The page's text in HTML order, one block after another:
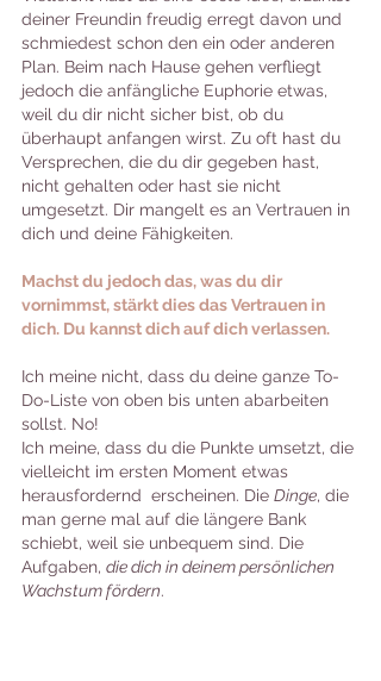
deiner Freundin freudig erregt davon und
schmiedest schon den ein oder anderen
Plan. Beim nach Hause gehen verfliegt
jedoch die anfängliche Euphorie etwas,
weil du dir nicht sicher bist, ob du
überhaupt anfangen wirst. Zu oft hast du
Versprechen, die du dir gegeben hast,
nicht gehalten oder hast sie nicht
umgesetzt. Dir mangelt es an Vertrauen in
dich und deine Fähigkeiten.
Machst du jedoch das, was du dir
vornimmst, stärkt dies das Vertrauen in
dich. Du kannst dich auf dich verlassen.
Ich meine nicht, dass du deine ganze To-
Do-Liste von oben bis unten abarbeiten
sollst. No!
Ich meine, dass du die Punkte umsetzt, die
vielleicht im ersten Moment etwas
herausfordernd  erscheinen. Die Dinge, die
man gerne mal auf die längere Bank
schiebt, weil sie unbequem sind. Die
Aufgaben, die dich in deinem persönlichen
Wachstum fördern.